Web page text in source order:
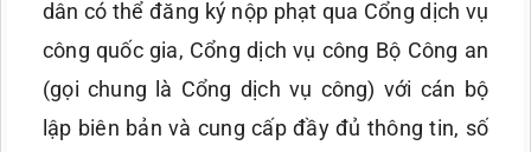
dân có thể đăng ký nộp phạt qua Cổng dịch vụ
công quốc gia, Cổng dịch vụ công Bộ Công an
(gọi chung là Cổng dịch vụ công) với cán bộ
lập biên bản và cung cấp đầy đủ thông tin, số